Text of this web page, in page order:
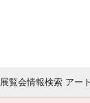
展覧会情報検索 アー